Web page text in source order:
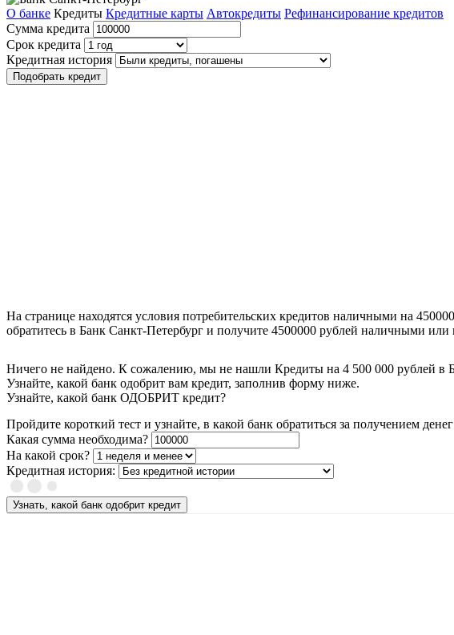
О банке Кредиты Кредитные карты Автокредиты Рефинансирование кредитов
Сумма кредита
Срок кредита
Кредитная история
Подобрать кредит
На странице находятся условия потребительских кредитов наличными на
обратитесь в Банк Санкт-Петербург и получите 4500000 рублей наличными
Ничего не найдено. К сожалению, мы не нашли Кредиты на 4 500 000 рублей в
Узнайте, какой банк одобрит вам кредит, заполнив форму ниже.
Узнайте, какой банк ОДОБРИТ кредит?
Пройдите короткий тест и узнайте, в какой банк обратиться за получением денег
Какая сумма необходима?
На какой срок?
Кредитная история:
Узнать, какой банк одобрит кредит